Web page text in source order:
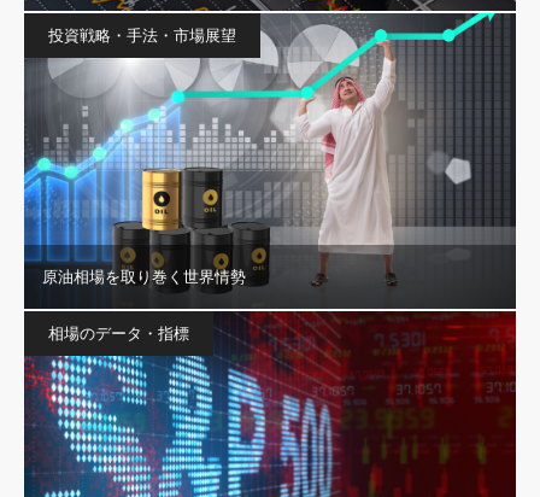
投資戦略・手法・市場展望
原油相場を取り巻く世界情勢
相場のデータ・指標